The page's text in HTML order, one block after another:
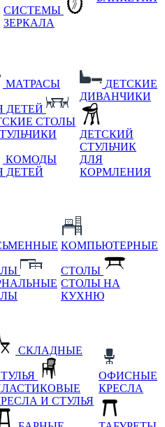
СИСТЕМЫ
ЗЕРКАЛА
МАТРАСЫ
ДЕТЕЙ
СТОЛЫ
КОМОДЫ
ДЕТЕЙ
ДЕТСКИЕ
ДИВАНЧИКИ
ДЕТСКИЙ
СТУЛЬЧИК
ДЛЯ
КОРМЛЕНИЯ
КОМПЬЮТЕРНЫЕ
СТОЛЫ
СТОЛЫ НА
КУХНЮ
СКЛАДНЫЕ
И СТУЛЬЯ
ОФИСНЫЕ
КРЕСЛА